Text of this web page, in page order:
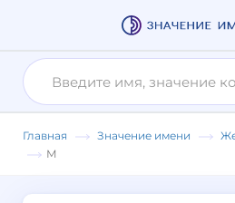
Главная Значение имени
М